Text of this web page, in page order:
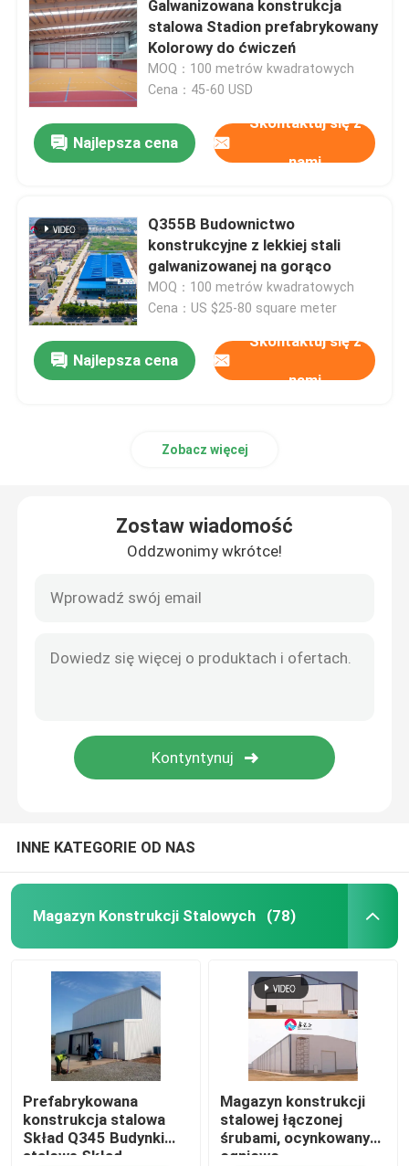
Domy prefabrykowane ze stali
Materiał konstrukcyjny ze stali
klatka dla kur niosek
System klatki dla kurczaków brojlerów
System podłogowy dla brojlerów
Galwanizowana konstrukcja
stalowa Stadion prefabrykowany
Kolorowy do ćwiczeń
MOQ：100 metrów kwadratowych
Cena：45-60 USD
Najlepsza cena
Skontaktuj się z
nami
Q355B Budownictwo
konstrukcyjne z lekkiej stali
galwanizowanej na gorąco
MOQ：100 metrów kwadratowych
Cena：US $25-80 square meter
Najlepsza cena
Skontaktuj się z
nami
Zobacz więcej
Zostaw wiadomość
Oddzwonimy wkrótce!
INNE KATEGORIE OD NAS
Magazyn Konstrukcji Stalowych (78)
Prefabrykowana
konstrukcja stalowa
Skład Q345 Budynki
stalowe Skład
Magazyn konstrukcji
stalowej łączonej
śrubami, ocynkowany
ogniowo